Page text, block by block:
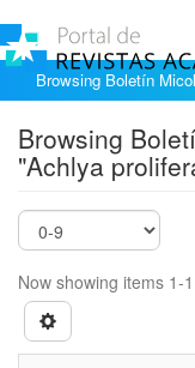
Browsing Boletín
Browsing
"Achlya
Now showing items 1-